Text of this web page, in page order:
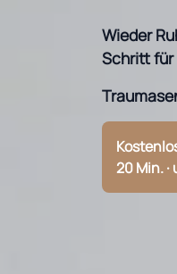
Wieder
Schritt für
20 Min.